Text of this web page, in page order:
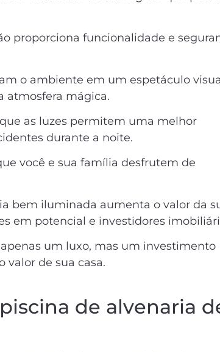
proporciona funcionalidade e
o ambiente em um espetáculo
atmosfera mágica.
as luzes permitem uma melhor
durante a noite.
você e sua família desfrutem de
bem iluminada aumenta o valor da
em potencial e investidores
um luxo, mas um investimento
valor de sua casa.
de alvenaria